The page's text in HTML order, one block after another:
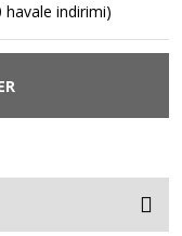
havale indirimi)